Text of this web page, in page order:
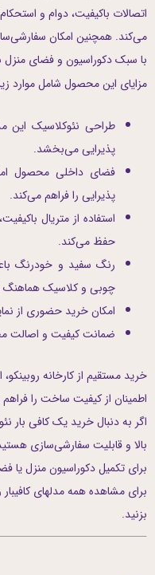
اتصالات باکیفیت، دوام و
می‌کند. همچنین امکان
با سبک دکوراسیون و فضای
مزایای این محصول شامل موارد زیر
طراحی نئوکلاسیک این
پذیرایی می‌بخشد.
فضای داخلی محصول
پذیرایی را فراهم می‌کند.
استفاده از متریال
حفظ می‌کند.
رنگ سفید و خودرنگ
چوبی و کلاسیک هماهنگ
امکان خرید حضوری از
ضمانت کیفیت و اصالت
خرید مستقیم از کارخانه
اطمینان از کیفیت ساخت را
اگر به دنبال خرید یک کافی
بالا و قابلیت سفارشی‌سازی
برای تکمیل دکوراسیون منزل یا
برای مشاهده همه مدلهای
بزنید.